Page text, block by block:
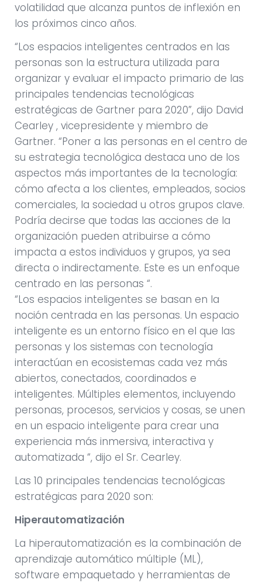
volatilidad que alcanza puntos de inflexión en
los próximos cinco años.
“Los espacios inteligentes centrados en las
personas son la estructura utilizada para
organizar y evaluar el impacto primario de las
principales tendencias tecnológicas
estratégicas de Gartner para 2020”, dijo David
Cearley , vicepresidente y miembro de
Gartner. “Poner a las personas en el centro de
su estrategia tecnológica destaca uno de los
aspectos más importantes de la tecnología:
cómo afecta a los clientes, empleados, socios
comerciales, la sociedad u otros grupos clave.
Podría decirse que todas las acciones de la
organización pueden atribuirse a cómo
impacta a estos individuos y grupos, ya sea
directa o indirectamente. Este es un enfoque
centrado en las personas “.
“Los espacios inteligentes se basan en la
noción centrada en las personas. Un espacio
inteligente es un entorno físico en el que las
personas y los sistemas con tecnología
interactúan en ecosistemas cada vez más
abiertos, conectados, coordinados e
inteligentes. Múltiples elementos, incluyendo
personas, procesos, servicios y cosas, se unen
en un espacio inteligente para crear una
experiencia más inmersiva, interactiva y
automatizada “, dijo el Sr. Cearley.
Las 10 principales tendencias tecnológicas
estratégicas para 2020 son:
Hiperautomatización
La hiperautomatización es la combinación de
aprendizaje automático múltiple (ML),
software empaquetado y herramientas de